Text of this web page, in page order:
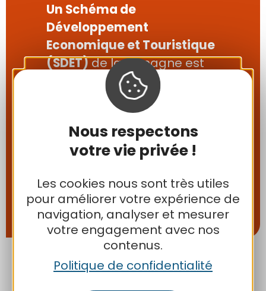
Nous respectons
votre vie privée !
Les cookies nous sont très utiles
pour améliorer votre expérience de
navigation, analyser et mesurer
votre engagement avec nos
contenus.
Politique de confidentialité
Un Schéma de
Développement
Economique et Touristique
(SDET)de la Lomagne est
en cours d’élaboration afin
de définir sa vision du
développement
économique et touristique
dans un horizon de 10 ans et
moyens dédiés à
l’attractivité du territoire.